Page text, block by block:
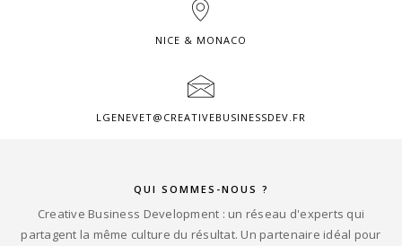
NICE & MONACO
LGENEVET@CREATIVEBUSINESSDEV.FR
QUI SOMMES-NOUS ?
Creative Business Development : un réseau d'experts qui
partagent la même culture du résultat. Un partenaire idéal pour